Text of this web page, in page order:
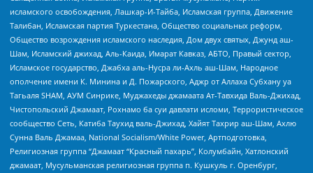
исламского освобождения, Лашкар-И-Тайба, Исламская группа, Движение
Талибан, Исламская партия Туркестана, Общество социальных реформ,
Общество возрождения исламского наследия, Дом двух святых, Джунд аш-
Шам, Исламский джихад, Аль-Каида, Имарат Кавказ, АБТО, Правый сектор,
Исламское государство, Джабха аль-Нусра ли-Ахль аш-Шам, Народное
ополчение имени К. Минина и Д. Пожарского, Аджр от Аллаха Субхану уа
Тагьаля SHAM, АУМ Синрике, Муджахеды джамаата Ат-Тавхида Валь-Джихад,
Чистопольский Джамаат, Рохнамо ба суи давлати исломи, Террористическое
сообщество Сеть, Катиба Таухид валь-Джихад, Хайят Тахрир аш-Шам, Ахлю
Сунна Валь Джамаа, National Socialism/White Power, Артподготовка,
Религиозная группа “Джамаат “Красный пахарь”, Колумбайн, Хатлонский
джамаат, Мусульманская религиозная группа п. Кушкуль г. Оренбург,